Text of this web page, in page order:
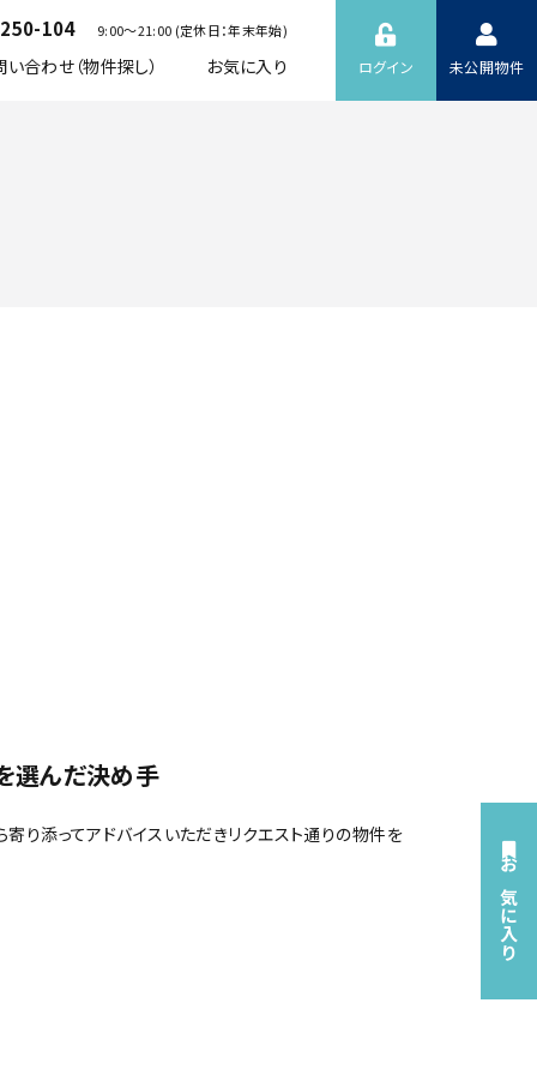
い合わせ（物件探し） お気に入り ログイン 未公開物件
104 9:00～21:00 (定休日：年末年始)
選んだ決め手
り添ってアドバイスいただきリクエスト通りの物件を
お気に入り